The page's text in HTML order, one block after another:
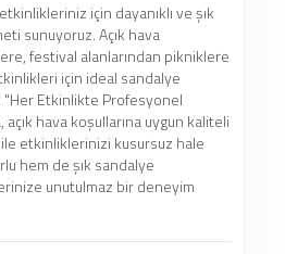
için dayanıklı ve şık
sunuyoruz. Açık hava
festival alanlarından pikniklere
için ideal sandalye
"Her Etkinlikte Profesyonel
açık hava koşullarına uygun kaliteli
etkinliklerinizi kusursuz hale
hem de şık sandalye
unutulmaz bir deneyim